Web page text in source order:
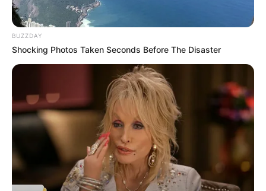
BUZZDAY
Shocking Photos Taken Seconds Before The Disaster